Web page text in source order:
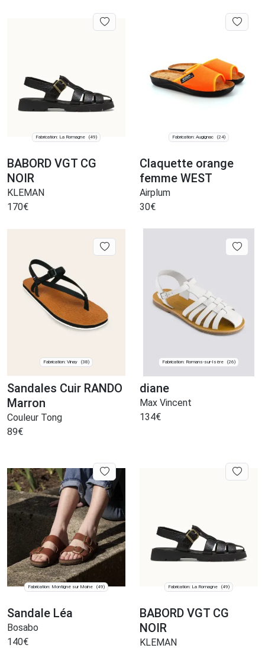
Fabrication: La Romagne (49)
BABORD VGT CG
NOIR
KLEMAN
170€
Fabrication: Augignac (24)
Claquette orange
femme WEST
Airplum
30€
Fabrication: Vinay (38)
Sandales Cuir RANDO
Marron
Couleur Tong
89€
Fabrication: Romans-sur-Isère (26)
diane
Max Vincent
134€
Fabrication: Montigné sur Moine (49)
Sandale Léa
Bosabo
140€
Fabrication: La Romagne (49)
BABORD VGT CG
NOIR
KLEMAN